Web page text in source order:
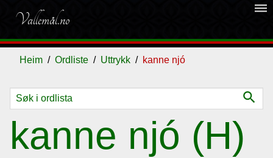
Vallemål.no
dehaze
Heim Ordliste Uttrykk kanne njó
search
kanne njó (H)
Ordliste
Om